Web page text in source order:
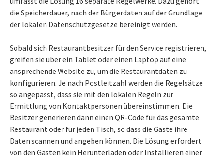
die Speicherdauer, nach der Bürgerdaten auf der Grundlage
der lokalen Datenschutzgesetze bereinigt werden.
Sobald sich Restaurantbesitzer für den Service registrieren,
greifen sie über ein Tablet oder einen Laptop auf eine
ansprechende Website zu, um die Restaurantdaten zu
konfigurieren. Je nach Postleitzahl werden die Regelsätze
so angepasst, dass sie mit den lokalen Regeln zur
Ermittlung von Kontaktpersonen übereinstimmen. Die
Besitzer generieren dann einen QR-Code für das gesamte
Restaurant oder für jeden Tisch, so dass die Gäste ihre
Daten scannen und angeben können. Die Lösung erfordert
von den Gästen kein Herunterladen oder Installieren einer